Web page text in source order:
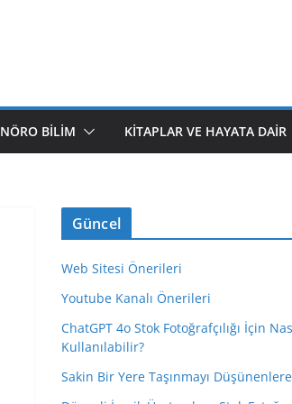
NÖRO BILIM KITAPLAR VE HAYATA DAIR
Güncel
Web Sitesi Önerileri
Youtube Kanalı Önerileri
ChatGPT 4o Stok Fotoğrafçılığı İçin
Kullanılabilir?
Sakin Bir Yere Taşınmayı